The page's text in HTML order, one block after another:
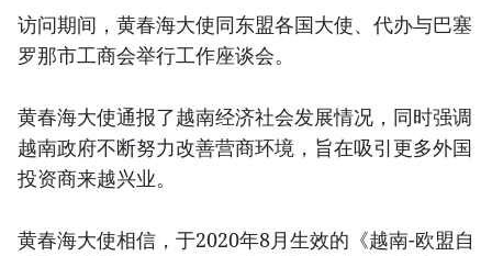
访问期间，黄春海大使同东盟各国大使、代办与巴塞
罗那市工商会举行工作座谈会。
黄春海大使通报了越南经济社会发展情况，同时强调
越南政府不断努力改善营商环境，旨在吸引更多外国
投资商来越兴业。
黄春海大使相信，于2020年8月生效的《越南-欧盟自